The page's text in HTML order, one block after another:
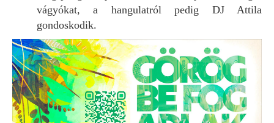
vágyókat, a hangulatról pedig DJ Attila
gondoskodik.